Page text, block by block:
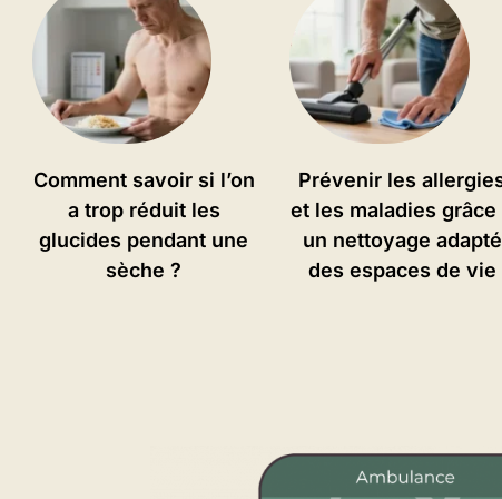
Comment savoir si l’on
a trop réduit les
glucides pendant une
sèche ?
Prévenir les
et les maladies grâce
un nettoyage adapté
des espaces de vie